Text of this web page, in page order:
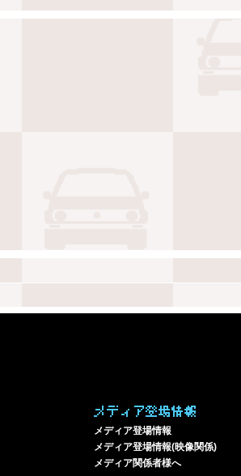
メディア登場情報
メディア登場情報
メディア登場情報(映像関係)
メディア関係者様へ